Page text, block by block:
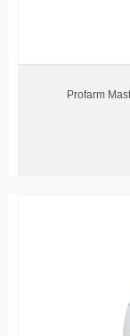
Profarm